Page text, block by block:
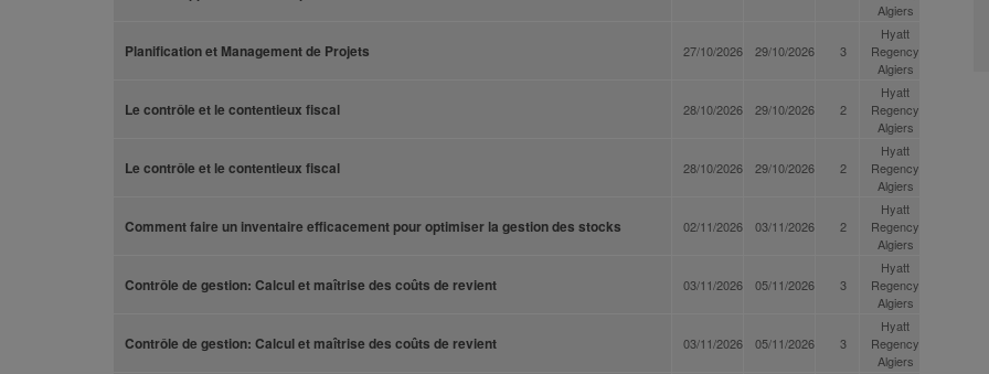
Algiers
Planification et Management de Projets 27/10/2026 29/10/2026 3
Hyatt
Regency
Algiers
Le contrôle et le contentieux fiscal 28/10/2026 29/10/2026 2
Hyatt
Regency
Algiers
Le contrôle et le contentieux fiscal 28/10/2026 29/10/2026 2
Hyatt
Regency
Algiers
Comment faire un inventaire efficacement pour optimiser la gestion des stocks 02/11/2026 03/11/2026 2
Hyatt
Regency
Algiers
Contrôle de gestion: Calcul et maîtrise des coûts de revient 03/11/2026 05/11/2026 3
Hyatt
Regency
Algiers
Contrôle de gestion: Calcul et maîtrise des coûts de revient 03/11/2026 05/11/2026 3
Hyatt
Regency
Algiers